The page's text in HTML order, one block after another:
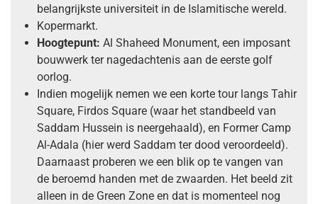
belangrijkste universiteit in de Islamitische wereld.
Kopermarkt.
Hoogtepunt: Al Shaheed Monument, een imposant
bouwwerk ter nagedachtenis aan de eerste golf
oorlog.
Indien mogelijk nemen we een korte tour langs Tahir
Square, Firdos Square (waar het standbeeld van
Saddam Hussein is neergehaald), en Former Camp
Al-Adala (hier werd Saddam ter dood veroordeeld).
Daarnaast proberen we een blik op te vangen van
de beroemd handen met de zwaarden. Het beeld zit
alleen in de Green Zone en dat is momenteel nog